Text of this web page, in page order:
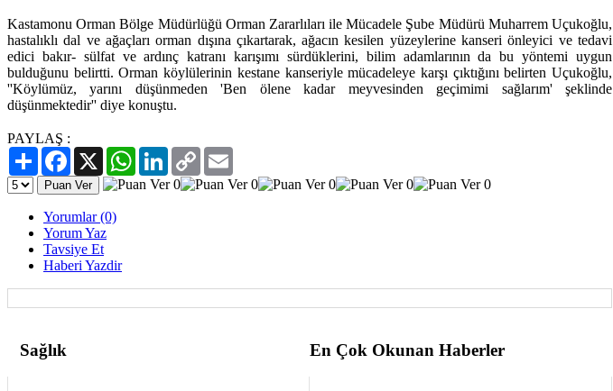
Kastamonu Orman Bölge Müdürlüğü Orman Zararlıları ile Mücadele Şube Müdürü Muharrem Uçukoğlu,
hastalıklı dal ve ağaçları orman dışına çıkartarak, ağacın kesilen yüzeylerine kanseri önleyici ve tedavi
edici bakır- sülfat ve ardınç katranı karışımı sürdüklerini, bilim adamlarının da bu yöntemi uygun
bulduğunu belirtti. Orman köylülerinin kestane kanseriyle mücadeleye karşı çıktığını belirten Uçukoğlu,
''Köylümüz, yarını düşünmeden 'Ben ölene kadar meyvesinden geçimimi sağlarım' şeklinde
düşünmektedir'' diye konuştu.
PAYLAŞ :
PaylaşFacebook
X WhatsAppLinkedIn
Copy
Link
Yorumlar (0)
Yorum Yaz
Tavsiye Et
Haberi Yazdir
Sağlık En Çok Okunan Haberler